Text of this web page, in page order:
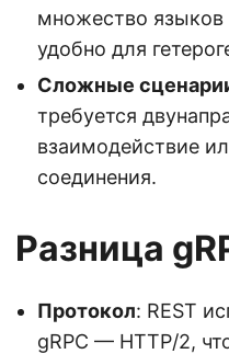
множество языков
удобно для
Сложные
требуется
взаимодействие
соединения.
Разница
Протокол: REST
gRPC — HTTP/2,